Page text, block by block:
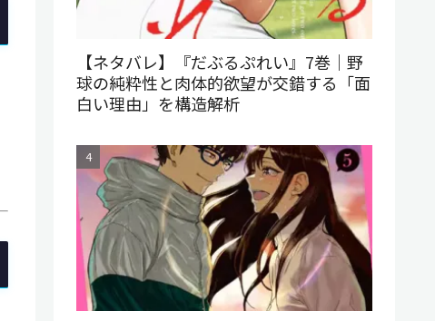
【ネタバレ】『だぶるぷれい』7巻｜野
球の純粋性と肉体的欲望が交錯する「面
白い理由」を構造解析